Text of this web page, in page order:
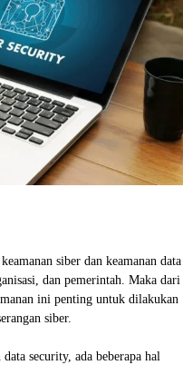
siber dan keamanan data
dan pemerintah. Maka dari
ini penting untuk dilakukan
siber.
security, ada beberapa hal